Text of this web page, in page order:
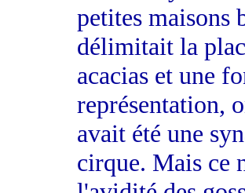
petites maisons
délimitait la
acacias et une
représentation,
avait été une
cirque. Mais ce